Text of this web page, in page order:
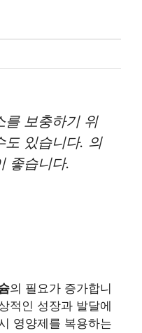
를 보충하기 위
도 있습니다. 의
좋습니다.
의 필요가 증가합니
적인 성장과 발달에
영양제를 복용하는